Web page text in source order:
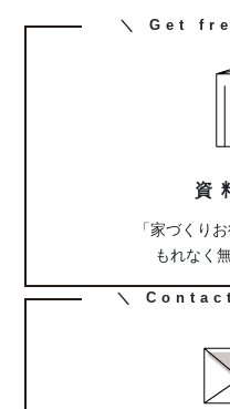
カ
＼ Get
資
「家づくり
もれなく
カ
＼